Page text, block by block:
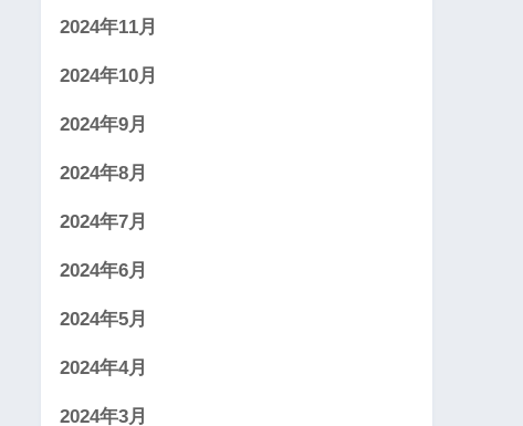
2024年11月
2024年10月
2024年9月
2024年8月
2024年7月
2024年6月
2024年5月
2024年4月
2024年3月